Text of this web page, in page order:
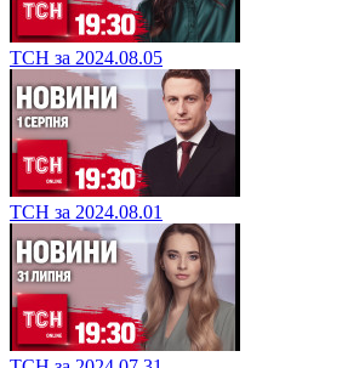
ТСН за 2024.08.05
ТСН за 2024.08.01